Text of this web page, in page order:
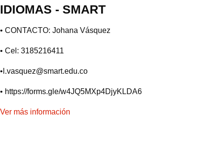
IDIOMAS - SMART
• CONTACTO: Johana Vásquez
• Cel: 3185216411
• l.vasquez@smart.edu.co
• https://forms.gle/w4JQ5MXp4DjyKLDA6
Ver más información